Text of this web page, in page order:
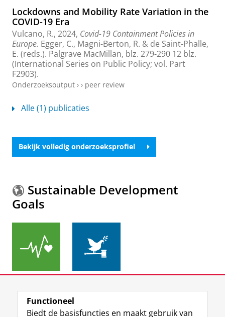
l
Lockdowns and Mobility Rate Variation in the
COVID-19 Era
Vulcano, R., 2024, Covid-19 Containment Policies in
Europe. Egger, C., Magni-Berton, R. & de Saint-Phalle,
E. (reds.). Palgrave MacMillan, blz. 279-290 12 blz.
(International Series on Public Policy; vol. Part
F2903).
Onderzoeksoutput › › peer review
Alle (1) publicaties
Bekijk volledig onderzoeksprofiel
Sustainable Development
Goals
Meer informatie over deSustainable Development
Goals.Functioneel
Biedt de basisfuncties en maakt gebruik van